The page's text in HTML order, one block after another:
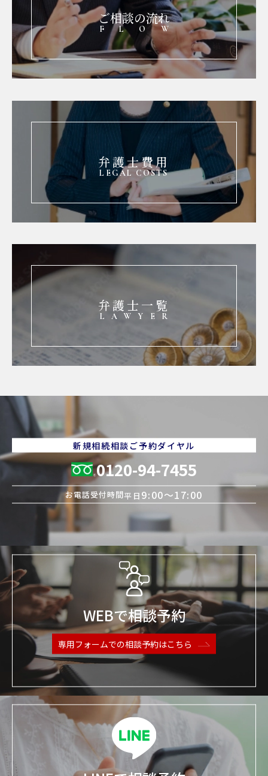
ご相談の流れ
FLOW
弁護士費用
LEGAL COSTS
弁護士一覧
LAWYER
新規相続相談ご予約ダイヤル
0120-94-7455
お電話受付時間平日 9:00〜17:00
WEBで相談予約
専用フォームでの相談予約はこちら